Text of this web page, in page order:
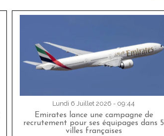
Lundi 6 Juillet 2026 - 09:44
Emirates lance une campagne de
recrutement pour ses équipages dans 5
villes françaises